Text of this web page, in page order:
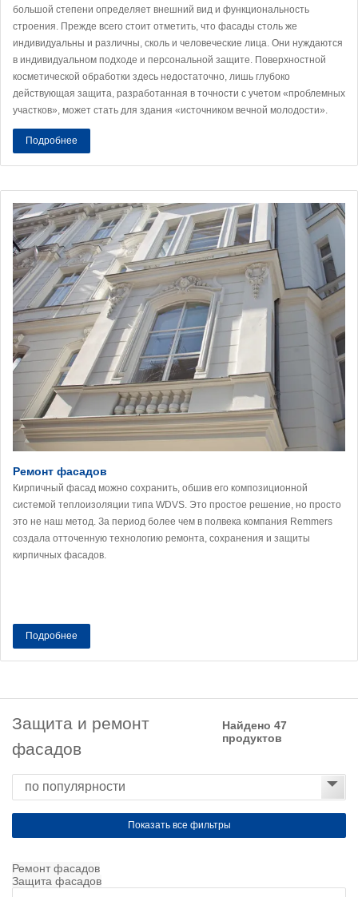
большой степени определяет внешний вид и функциональность
строения. Прежде всего стоит отметить, что фасады столь же
индивидуальны и различны, сколь и человеческие лица. Они нуждаются
в индивидуальном подходе и персональной защите. Поверхностной
косметической обработки здесь недостаточно, лишь глубоко
действующая защита, разработанная в точности с учетом «проблемных
участков», может стать для здания «источником вечной молодости».
Подробнее
Ремонт фасадов
Кирпичный фасад можно сохранить, обшив его композиционной
системой теплоизоляции типа WDVS. Это простое решение, но просто
это не наш метод. За период более чем в полвека компания Remmers
создала отточенную технологию ремонта, сохранения и защиты
кирпичных фасадов.
Подробнее
Защита и ремонт
фасадов
Найдено 47
продуктов
Показать все фильтры
Ремонт фасадов
Кирпичные фасады
Защита фасадов